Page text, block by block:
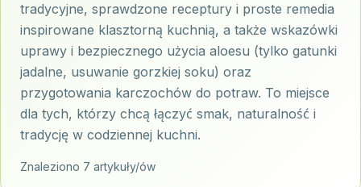
tradycyjne, sprawdzone receptury i proste remedia
inspirowane klasztorną kuchnią, a także wskazówki
uprawy i bezpiecznego użycia aloesu (tylko gatunki
jadalne, usuwanie gorzkiej soku) oraz
przygotowania karczochów do potraw. To miejsce
dla tych, którzy chcą łączyć smak, naturalność i
tradycję w codziennej kuchni.
Znaleziono 7 artykuły/ów